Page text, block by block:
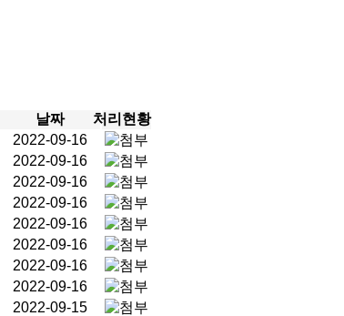
날짜
처리현황
2022-09-16
2022-09-16
2022-09-16
2022-09-16
2022-09-16
2022-09-16
2022-09-16
2022-09-16
2022-09-15